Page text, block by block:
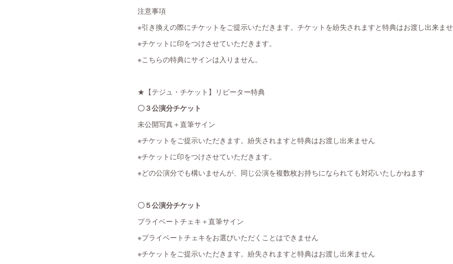
注意事項
※引き換えの際にチケットをご提示いただきます。チケットを紛失されますと特典はお渡し出来ま
※チケットに印をつけさせていただきます。
※こちらの特典にサインは入りません。
★【テジュ・チケット】リピーター特典
〇３公演分チケット
未公開写真＋直筆サイン
※チケットをご提示いただきます。紛失されますと特典はお渡し出来ません
※チケットに印をつけさせていただきます。
※どの公演分でも構いませんが、同じ公演を複数枚お持ちになられても対応いたしかねます
〇５公演分チケット
プライベートチェキ＋直筆サイン
※プライベートチェキをお選びいただくことはできません
※チケットをご提示いただきます。紛失されますと特典はお渡し出来ません